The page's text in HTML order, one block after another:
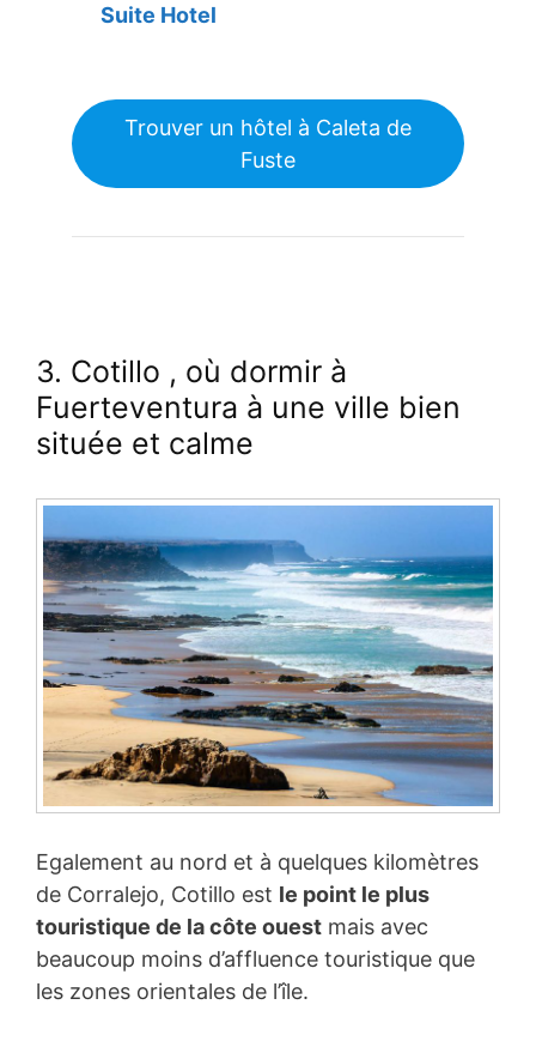
Suite Hotel
Trouver un hôtel à Caleta de
Fuste
3. Cotillo , où dormir à
Fuerteventura à une ville bien
située et calme
Egalement au nord et à quelques kilomètres
de Corralejo, Cotillo est le point le plus
touristique de la côte ouest mais avec
beaucoup moins d’affluence touristique que
les zones orientales de l’île.